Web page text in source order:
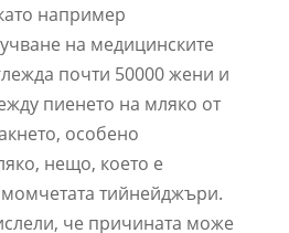
например
на медицинските
почти 50000 жени и
пиенето на мляко от
особено
нещо, което е
тийнейджъри.
че причината може